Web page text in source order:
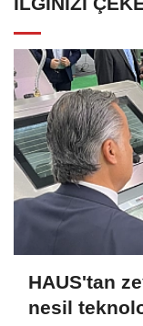
HAUS'tan
nesil